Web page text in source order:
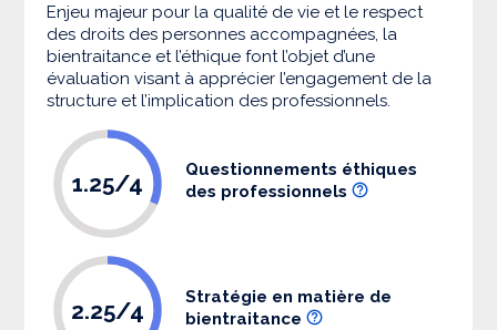
Enjeu majeur pour la qualité de vie et le respect
des droits des personnes accompagnées, la
bientraitance et l’éthique font l’objet d’une
évaluation visant à apprécier l’engagement de la
structure et l’implication des professionnels.
1.25/4
Questionnements éthiques
des professionnels
2.25/4
Stratégie en matière de
bientraitance